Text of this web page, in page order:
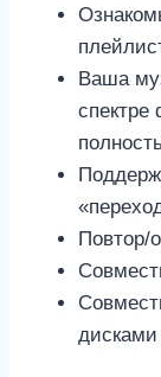
Ваша
спектре
Повтор/